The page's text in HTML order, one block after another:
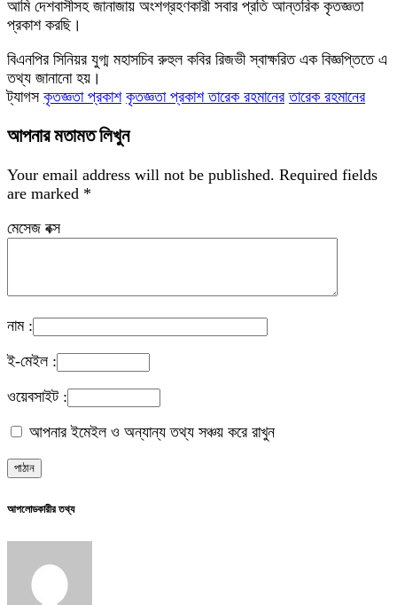
আমি দেশবাসীসহ জানাজায় অংশগ্রহণকারী সবার প্রতি আন্তরিক কৃতজ্ঞতা
প্রকাশ করছি।
বিএনপির সিনিয়র যুগ্ম মহাসচিব রুহুল কবির রিজভী স্বাক্ষরিত এক বিজ্ঞপ্তিতে এ
তথ্য জানানো হয়।
ট্যাগস কৃতজ্ঞতা প্রকাশ কৃতজ্ঞতা প্রকাশ তারেক রহমানের তারেক রহমানের
আপনার মতামত লিখুন
Your email address will not be published. Required fields
are marked *
মেসেজ বক্স
নাম :
ই-মেইল :
ওয়েবসাইট :
আপনার ইমেইল ও অন্যান্য তথ্য সঞ্চয় করে রাখুন
আপলোডকারীর তথ্য